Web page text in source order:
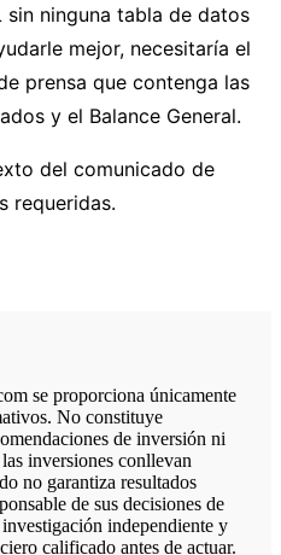
sin ninguna tabla de datos
mejor, necesitaría el
prensa que contenga las
y el Balance General.
del comunicado de
requeridas.
se proporciona únicamente
No constituye
de inversión ni
inversiones conllevan
no garantiza resultados
de sus decisiones de
independiente y
calificado antes de actuar.